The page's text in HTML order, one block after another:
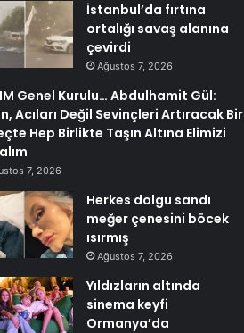
İstanbul’da fırtına
ortalığı savaş alanına
çevirdi
Ağustos 7, 2026
Genel Kurulu… Abdulhamit Gül:
Acıları Değil Sevinçleri Artıracak Bir
Hep Birlikte Taşın Altına Elimizi
7, 2026
Herkes dolgu sandı
meğer çenesini böcek
ısırmış
Ağustos 7, 2026
Yıldızların altında
sinema keyfi
Ormanya’da